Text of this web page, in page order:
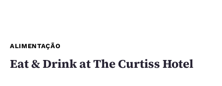
ALIMENTAÇÃO
Eat & Drink at The Curtiss Hotel